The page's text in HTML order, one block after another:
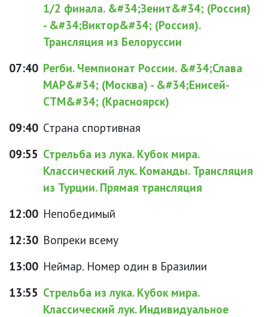
1/2 финала. &#34;Зенит&#34; (Россия)
- &#34;Виктор&#34; (Россия).
Трансляция из Белоруссии
07:40 Регби. Чемпионат России. &#34;Слава
МАР&#34; (Москва) - &#34;Енисей-
СТМ&#34; (Красноярск)
09:40 Страна спортивная
09:55 Стрельба из лука. Кубок мира.
Классический лук. Команды. Трансляция
из Турции. Прямая трансляция
12:00 Непобедимый
12:30 Вопреки всему
13:00 Неймар. Номер один в Бразилии
13:55 Стрельба из лука. Кубок мира.
Классический лук. Индивидуальное